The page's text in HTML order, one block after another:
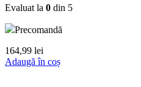
Evaluat la 0 din 5
Precomandă
164,99 lei
Adaugă în coș